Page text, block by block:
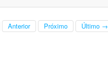
Anterior Próximo Último →